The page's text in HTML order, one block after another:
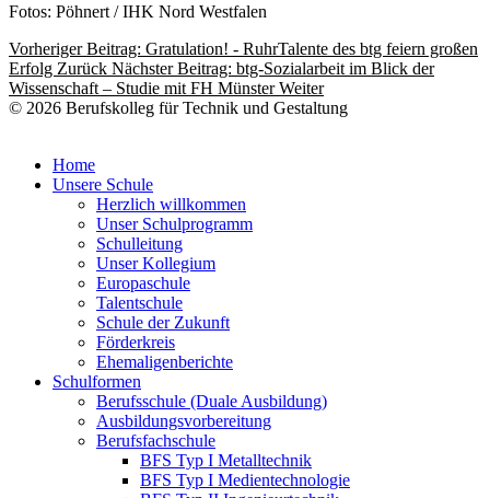
Fotos: Pöhnert / IHK Nord Westfalen
Vorheriger Beitrag: Gratulation! - RuhrTalente des btg feiern großen
Erfolg Zurück Nächster Beitrag: btg-Sozialarbeit im Blick der
Wissenschaft – Studie mit FH MünsterWeiter
© 2026 Berufskolleg für Technik und Gestaltung
Home
Unsere Schule
Herzlich willkommen
Unser Schulprogramm
Schulleitung
Unser Kollegium
Europaschule
Talentschule
Schule der Zukunft
Förderkreis
Ehemaligenberichte
Schulformen
Berufsschule (Duale Ausbildung)
Ausbildungsvorbereitung
Berufsfachschule
BFS Typ I Metalltechnik
BFS Typ I Medientechnologie